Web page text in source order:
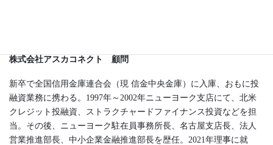
株式会社アスカコネクト 顧問
新卒で全国信用金庫連合会（現 信金中央金庫）に入庫、おもに投
融資業務に携わる。1997年～2002年ニューヨーク支店にて、北米
クレジット投融資、ストラクチャードファイナンス投資などを担
当。その後、ニューヨーク駐在員事務所長、名古屋支店長、法人
営業推進部長、中小企業金融推進部長を歴任。2021年理事に就